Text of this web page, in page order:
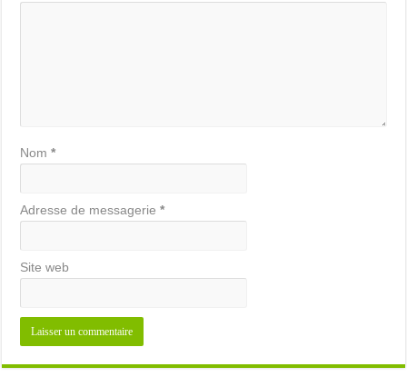
Nom*
Adresse de messagerie*
Site web